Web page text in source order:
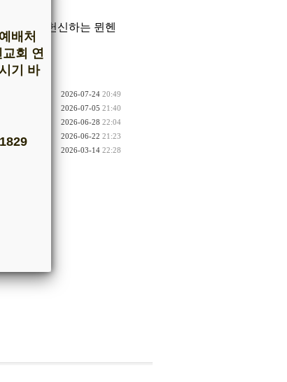
도하고 헌신하는 뮌헨
2026-07-24 20:49
2026-07-05 21:40
2026-06-28 22:04
2026-06-22 21:23
2026-03-14 22:28
배처
회 연
기 바